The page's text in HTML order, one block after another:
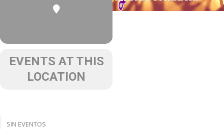
EVENTS AT THIS
LOCATION
SIN EVENTOS